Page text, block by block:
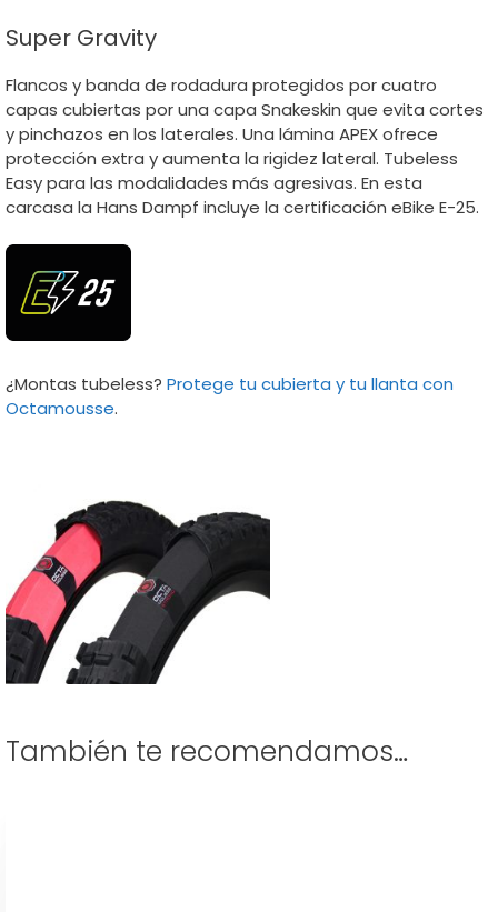
Super Gravity
Flancos y banda de rodadura protegidos por cuatro
capas cubiertas por una capa Snakeskin que evita cortes
y pinchazos en los laterales. Una lámina APEX ofrece
protección extra y aumenta la rigidez lateral. Tubeless
Easy para las modalidades más agresivas. En esta
carcasa la Hans Dampf incluye la certificación eBike E-25.
¿Montas tubeless? Protege tu cubierta y tu llanta con
Octamousse.
También te recomendamos…